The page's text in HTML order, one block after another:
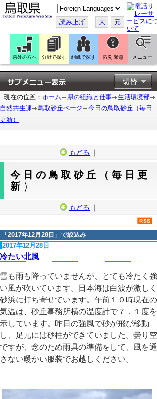
こ
の
ペ
ー
ジ
翻
訳
す
る
読み上げ 大 元
県外の方へ 分野で探す 組織で探す 防災 緊急 メニュー
現在の位置： ホーム 県の組織と仕事
生活環境部
自然共生課
鳥取砂丘ページ
今日の鳥取砂丘（毎日
更新）
もどる ｜
今日の鳥取砂丘（毎日更
新）
もどる ｜
「 2017年12月28日 」で絞込み
2017年12月28日
冷たい北風
雪も雨も降っていませんが、とても冷たく強
い風が吹いています。日本海は白波が激しく
砂浜に打ち寄せています。午前１０時現在の
気温は、砂丘事務所横の温度計で７．１度を
示しています。昨日の強風で砂が飛び移動
し、足元には砂柱ができていました。曇り空
ですが、念のため雨具の準備をして、風を通
さない暖かい服装でお越しください。